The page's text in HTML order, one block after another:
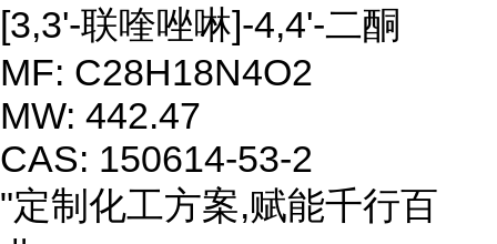
[3,3'-联喹唑啉]-4,4'-二酮
MF: C28H18N4O2
MW: 442.47
CAS: 150614-53-2
"定制化工方案,赋能千行百